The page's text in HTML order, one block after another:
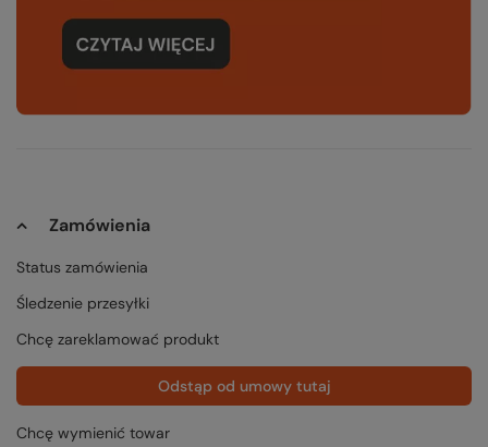
Zamówienia
Status zamówienia
Śledzenie przesyłki
Chcę zareklamować produkt
Odstąp od umowy tutaj
Chcę wymienić towar